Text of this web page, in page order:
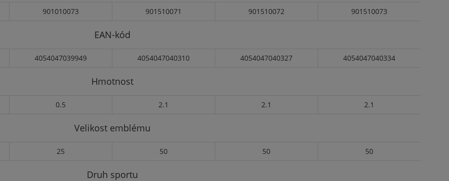
901010073 901510071 901510072 901510073
EAN-kód
4054047039949 4054047040310 4054047040327 4054047040334
Hmotnost
0.5 2.1 2.1 2.1
Velikost emblému
25 50 50 50
Druh sportu